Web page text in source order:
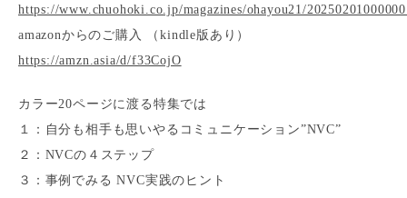
https://www.chuohoki.co.jp/magazines/ohayou21/
amazonからのご購入 （kindle版あり）
https://amzn.asia/d/f33CojO
カラー20ページに渡る特集では
１：自分も相手も思いやるコミュニケーション”NVC”
２：NVCの４ステップ
３：事例でみる NVC実践のヒント